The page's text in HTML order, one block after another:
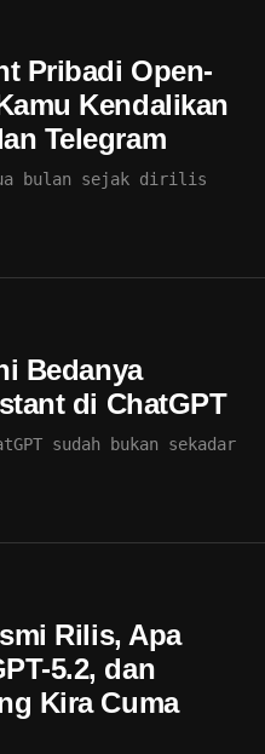
Pribadi Open-
Kendalikan
Telegram
bulan sejak dirilis
Bedanya
di ChatGPT
sudah bukan sekadar
Rilis, Apa
5.2, dan
Kira Cuma